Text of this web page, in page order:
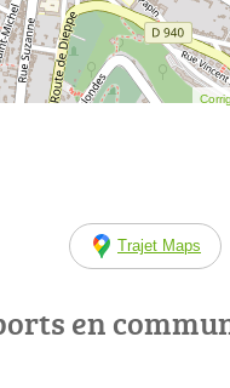
Trajet Maps
en